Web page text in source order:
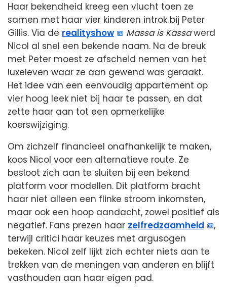
Haar bekendheid kreeg een vlucht toen ze
samen met haar vier kinderen introk bij Peter
Gillis. Via de realityshow Massa is Kassawerd
Nicol al snel een bekende naam. Na de breuk
met Peter moest ze afscheid nemen van het
luxeleven waar ze aan gewend was geraakt.
Het idee van een eenvoudig appartement op
vier hoog leek niet bij haar te passen, en dat
zette haar aan tot een opmerkelijke
koerswijziging.
Om zichzelf financieel onafhankelijk te maken,
koos Nicol voor een alternatieve route. Ze
besloot zich aan te sluiten bij een bekend
platform voor modellen. Dit platform bracht
haar niet alleen een flinke stroom inkomsten,
maar ook een hoop aandacht, zowel positief als
negatief. Fans prezen haar zelfredzaamheid
,
terwijl critici haar keuzes met argusogen
bekeken. Nicol zelf lijkt zich echter niets aan te
trekken van de meningen van anderen en blijft
vasthouden aan haar eigen pad.